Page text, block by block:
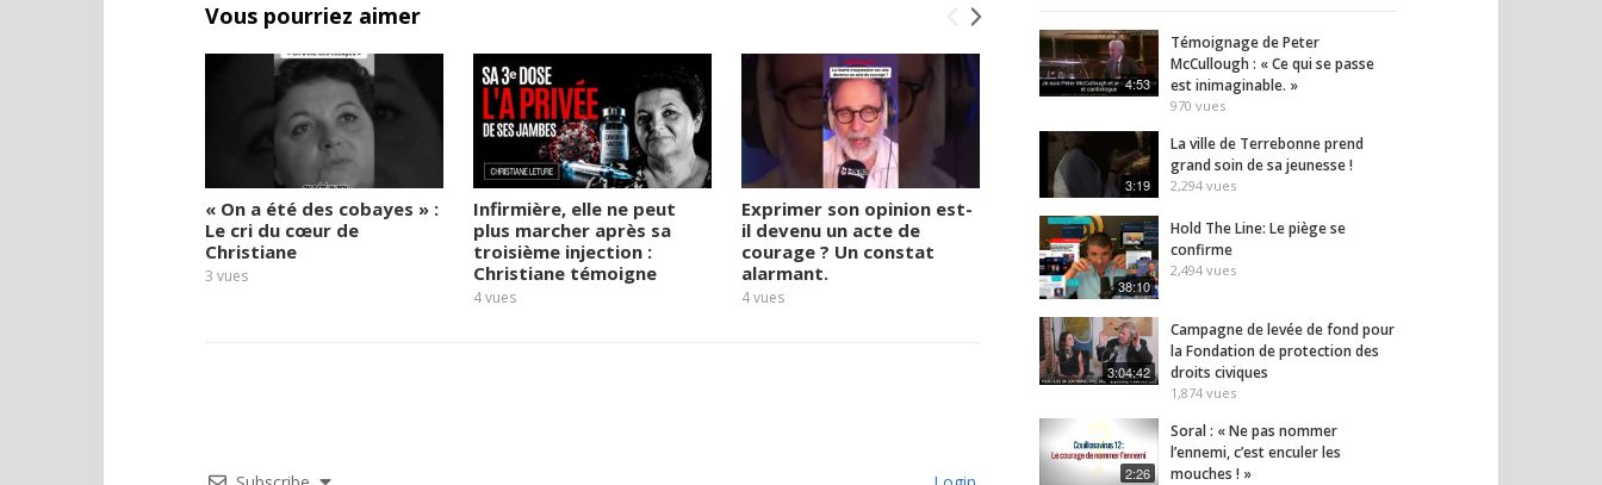
Vous pourriez aimer
« On a été des cobayes » :
Le cri du cœur de
Christiane
3 vues
Infirmière, elle ne peut
plus marcher après sa
troisième injection :
Christiane témoigne
4vues
Exprimer son opinion est-
il devenu un acte de
courage ? Un constat
alarmant.
4vues
bouleversant d’une mère
face aux effets
secondaires.
vues
Céline raconte sa
4:53
Témoignage de Peter
McCullough : « Ce qui se passe
est inimaginable. »
970 vues
3:19
La ville de Terrebonne prend
grand soin de sa jeunesse !
2,294 vues
38:10
Hold The Line: Le piège se
confirme
2,494 vues
3:04:42
Campagne de levée de fond pour
la Fondation de protection des
droits civiques
1,874 vues
2:26
Soral : « Ne pas nommer
l’ennemi, c’est enculer les
mouches ! »